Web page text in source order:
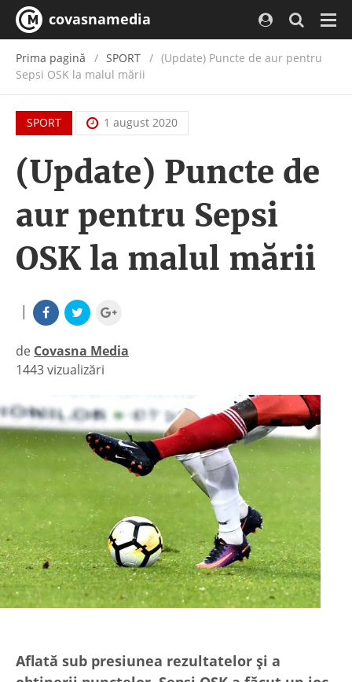
covasnamedia
Prima pagină SPORT
(Update) Puncte de aur pentru
Sepsi OSK la malul mării
SPORT 1 august 2020
(Update) Puncte de
aur pentru Sepsi
OSK la malul mării
|
de Covasna Media
|
1443 vizualizări
Aflată sub presiunea rezultatelor și a